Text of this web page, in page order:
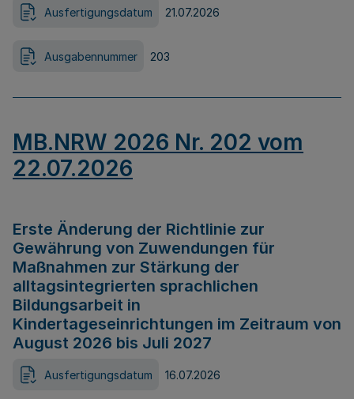
Ausfertigungsdatum 21.07.2026
Ausgabennummer 203
MB.NRW 2026 Nr. 202 vom
22.07.2026
Erste Änderung der Richtlinie zur
Gewährung von Zuwendungen für
Maßnahmen zur Stärkung der
alltagsintegrierten sprachlichen
Bildungsarbeit in
Kindertageseinrichtungen im Zeitraum von
August 2026 bis Juli 2027
Ausfertigungsdatum 16.07.2026